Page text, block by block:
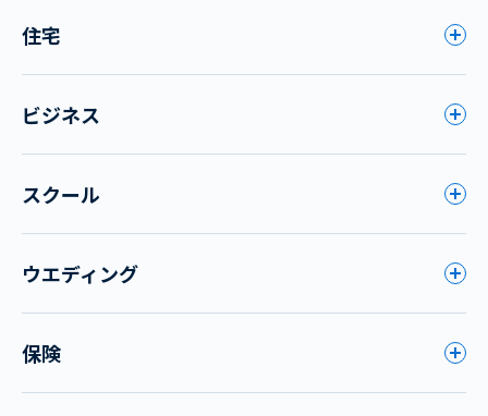
住宅
ビジネス
スクール
ウエディング
保険